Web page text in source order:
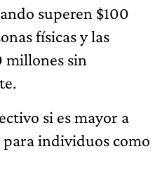
superen $100
físicas y las
millones sin
si es mayor a
individuos como